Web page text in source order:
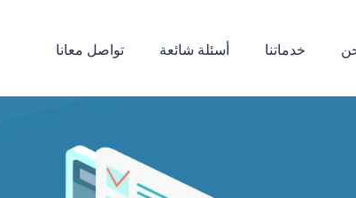
خدماتنا أسئلة شائعة تواصل معانا